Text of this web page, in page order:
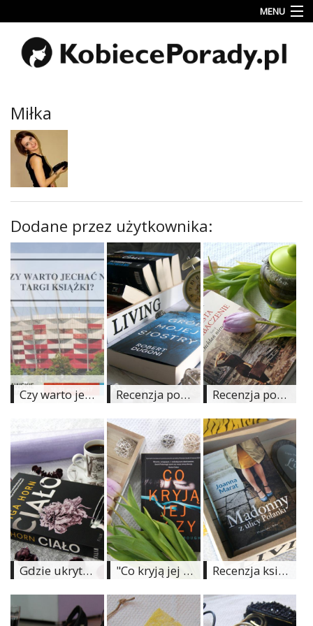
MENU
Uroda
Miłość
Rodzina
&
Dziecko
Przepisy
kulinarne
Kobiece
Wnętrza
Fitness
Ślub
&
Wesele
Moda
Zakupy
Kultura
Porady
ekspertów
Strefa
Blogerek
Konkursy
Recenzje
Miłka
Dodane przez użytkownika:
Czy warto jechać na targi książki? | Krótki poradnik targowy Recenzja powieści: "Grób mojej siostry" Roberta Dugoni Recenzja powieści "Zemsta i przebaczenie. Otchłań nienawiści" - Joanna Jax
Gdzie ukryte są granice piękna? | Recenzja powieści "Ciało" Igi Horn "Co kryją jej oczy" - Sarah Pinborough | Gdy otwierają się drzwi... Recenzja książki: "Madonny z ulicy Polanki" - Joanna Marat